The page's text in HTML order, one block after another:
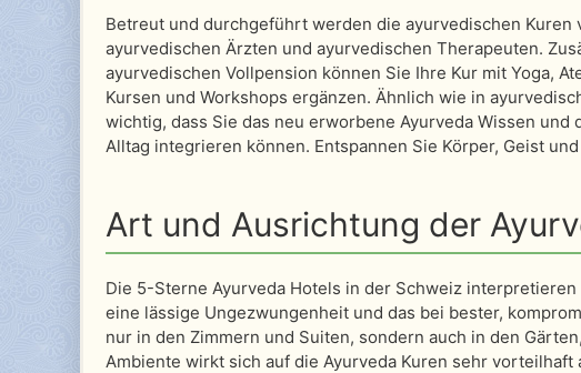
Betreut und durchgeführt werden die ayurvedischen
ayurvedischen Ärzten und ayurvedischen Therapeuten.
ayurvedischen Vollpension können Sie Ihre Kur mit Yoga,
Kursen und Workshops ergänzen. Ähnlich wie in
wichtig, dass Sie das neu erworbene Ayurveda Wissen
Alltag integrieren können. Entspannen Sie Körper, Geist
Art und Ausrichtung der
Die 5-Sterne Ayurveda Hotels in der Schweiz
eine lässige Ungezwungenheit und das bei bester,
nur in den Zimmern und Suiten, sondern auch in den
Ambiente wirkt sich auf die Ayurveda Kuren sehr vorteilhaft